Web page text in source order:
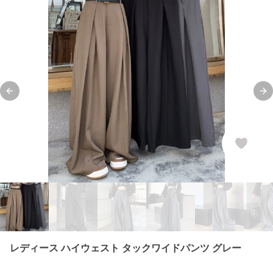
Previous slide
レディース ハイウェスト タックワイドパンツ グレー